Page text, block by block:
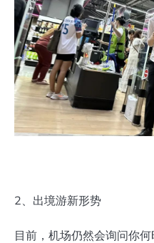
2、出境游新形势
目前，机场仍然会询问你